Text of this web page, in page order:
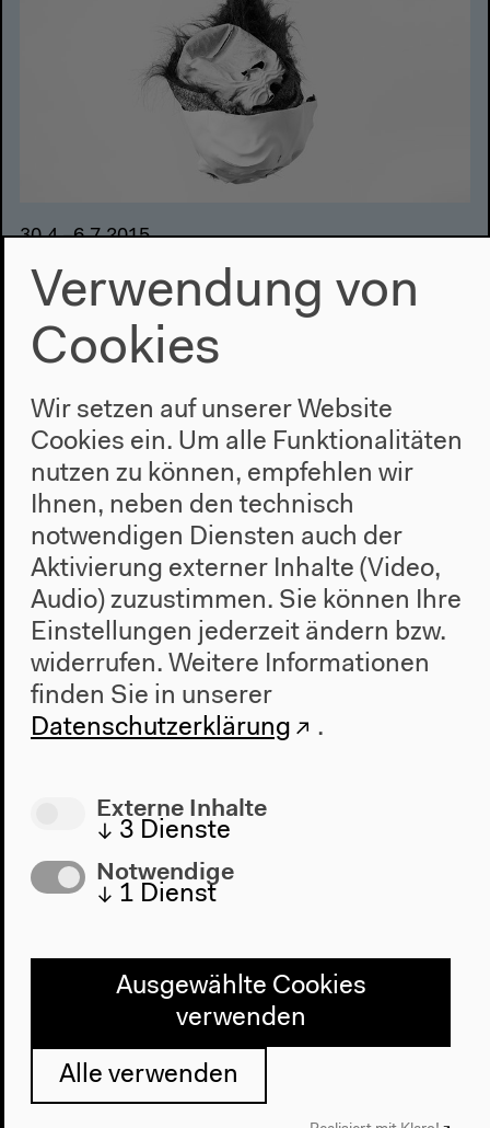
30.4.–6.7.2015
Ape Culture / Kultur der Affen
Die Ausstellung Ape Culture / Kultur der Affen zeigt
künstlerische Arbeiten und Dokumente, die das
betrachten.
Ausstellungsführung
Ein Familienporträt
Verwendung von
Cookies
Wir setzen auf unserer Website
Cookies ein. Um alle Funktionalitäten
nutzen zu können, empfehlen wir
Ihnen, neben den technisch
notwendigen Diensten auch der
Aktivierung externer Inhalte (Video,
Audio) zuzustimmen. Sie können Ihre
Einstellungen jederzeit ändern bzw.
widerrufen. Weitere Informationen
finden Sie in unserer
Datenschutzerklärung
.
Externe Inhalte
↓ 3 Dienste
Notwendige
↓ 1 Dienst
Ausgewählte Cookies
verwenden
Alle verwenden